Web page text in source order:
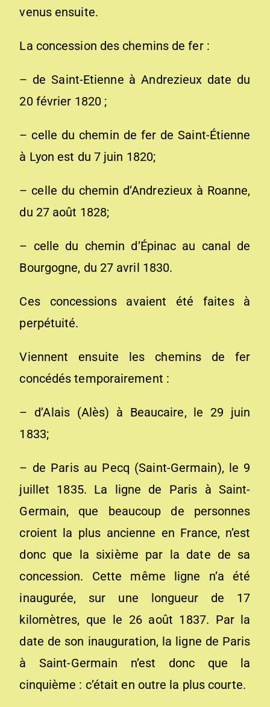
venus ensuite.
La concession des chemins de fer :
– de Saint-Etienne à Andrezieux date du
20 février 1820 ;
– celle du chemin de fer de Saint-Étienne
à Lyon est du 7 juin 1820;
– celle du chemin d’Andrezieux à Roanne,
du 27 août 1828;
– celle du chemin d’Épinac au canal de
Bourgogne, du 27 avril 1830.
Ces concessions avaient été faites à
perpétuité.
Viennent ensuite les chemins de fer
concédés temporairement :
– d’Alais (Alès) à Beaucaire, le 29 juin
1833;
– de Paris au Pecq (Saint-Germain), le 9
juillet 1835. La ligne de Paris à Saint-
Germain, que beaucoup de personnes
croient la plus ancienne en France, n’est
donc que la sixième par la date de sa
concession. Cette même ligne n’a été
inaugurée, sur une longueur de 17
kilomètres, que le 26 août 1837. Par la
date de son inauguration, la ligne de Paris
à Saint-Germain n’est donc que la
cinquième : c’était en outre la plus courte.